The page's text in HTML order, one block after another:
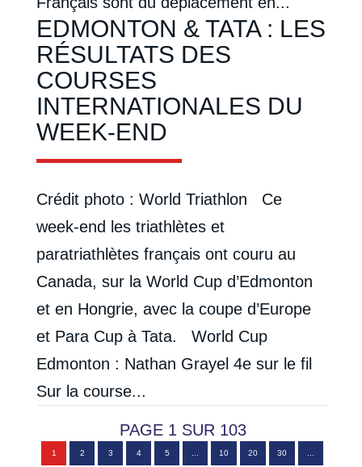
EDMONTON & TATA : LES
RÉSULTATS DES
COURSES
INTERNATIONALES DU
WEEK-END
Crédit photo : World Triathlon Ce
week-end les triathlètes et
paratriathlètes français ont couru au
Canada, sur la World Cup d’Edmonton
et en Hongrie, avec la coupe d’Europe
et Para Cup à Tata. World Cup
Edmonton : Nathan Grayel 4e sur le fil
Sur la course...
PAGE 1 SUR 103
1 2 3 4 5 10 20 30